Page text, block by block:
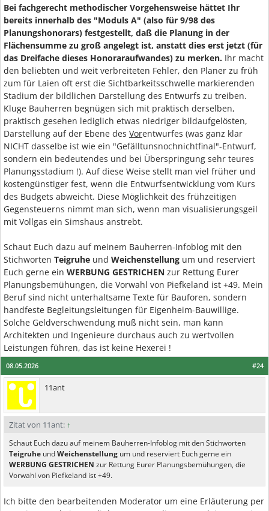
Bei fachgerecht methodischer Vorgehensweise hättet Ihr
bereits innerhalb des "Moduls A" (also für 9/98 des
Planungshonorars) festgestellt, daß die Planung in der
Flächensumme zu groß angelegt ist, anstatt dies erst jetzt (für
das Dreifache dieses Honoraraufwandes) zu merken. Ihr macht
den beliebten und weit verbreiteten Fehler, den Planer zu früh
zum für Laien oft erst die Sichtbarkeitsschwelle markierenden
Stadium der bildlichen Darstellung des Entwurfs zu treiben.
Kluge Bauherren begnügen sich mit praktisch derselben,
praktisch gesehen lediglich etwas niedriger bildaufgelösten,
Darstellung auf der Ebene des Vorentwurfes (was ganz klar
NICHT dasselbe ist wie ein "Gefälltunsnochnichtfinal"-Entwurf,
sondern ein bedeutendes und bei Überspringung sehr teures
Planungsstadium !). Auf diese Weise stellt man viel früher und
kostengünstiger fest, wenn die Entwurfsentwicklung vom Kurs
des Budgets abweicht. Diese Möglichkeit des frühzeitigen
Gegensteuerns nimmt man sich, wenn man visualisierungsgeil
mit Vollgas ein Simshaus anstrebt.
Schaut Euch dazu auf meinem Bauherren-Infoblog mit den
Stichworten Teigruhe und Weichenstellung um und reserviert
Euch gerne ein WERBUNG GESTRICHEN zur Rettung Eurer
Planungsbemühungen, die Vorwahl von Piefkeland ist +49. Mein
Beruf sind nicht unterhaltsame Texte für Bauforen, sondern
handfeste Begleitungsleitungen für Eigenheim-Bauwillige.
Solche Geldverschwendung muß nicht sein, man kann
Architekten und Ingenieure durchaus auch zu wertvollen
Leistungen führen, das ist keine Hexerei !
#24
08.05.2026
11ant
Zitat von 11ant: ↑
Schaut Euch dazu auf meinem Bauherren-Infoblog mit den Stichworten
Teigruhe undWeichenstellung um und reserviert Euch gerne ein
WERBUNG GESTRICHEN zur Rettung Eurer Planungsbemühungen, die
Vorwahl von Piefkeland ist +49.
Ich bitte den bearbeitenden Moderator um eine Erläuterung per